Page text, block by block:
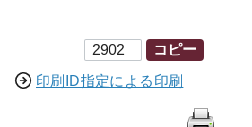
コピー
印刷ID指定による印刷